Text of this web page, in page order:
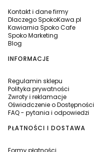
Kontakt i dane firmy
Dlaczego SpokoKawa.pl
Kawiarnia Spoko Cafe
Spoko Marketing
Blog
INFORMACJE
Regulamin sklepu
Polityka prywatności
Zwroty i reklamacje
Oświadczenie o Dostępności
FAQ - pytania i odpowiedzi
PŁATNOŚCI I DOSTAWA
Formy płatności